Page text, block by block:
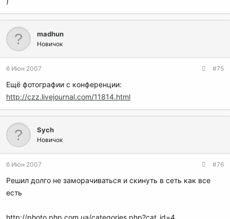
madhun
Новичок
6 Июн 2007 #75
Ещё фотографии с конференции:
http://czz.livejournal.com/11814.html
Sych
Новичок
6 Июн 2007 #76
Решил долго не заморачиваться и скинуть в сеть как все
есть
http://photo.php.com.ua/categories.php?cat_id=4